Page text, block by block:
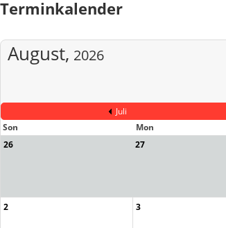
Terminkalender
August, 2026
Juli
Son
Mon
26
27
2 3